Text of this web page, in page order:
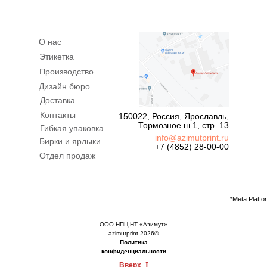
О нас
Этикетка
Производство
Дизайн бюро
Доставка
Контакты
info@azimutprint.ru
+7 (4852) 28-00-00
ООО НПЦ НТ «Азимут»
azimutprint 2026©
Политика
конфиденциальности
150022, Россия, Ярославль,
Тормозное ш.1, стр. 13
Гибкая упаковка
Бирки и ярлыки
Отдел продаж
*Meta
Вверх